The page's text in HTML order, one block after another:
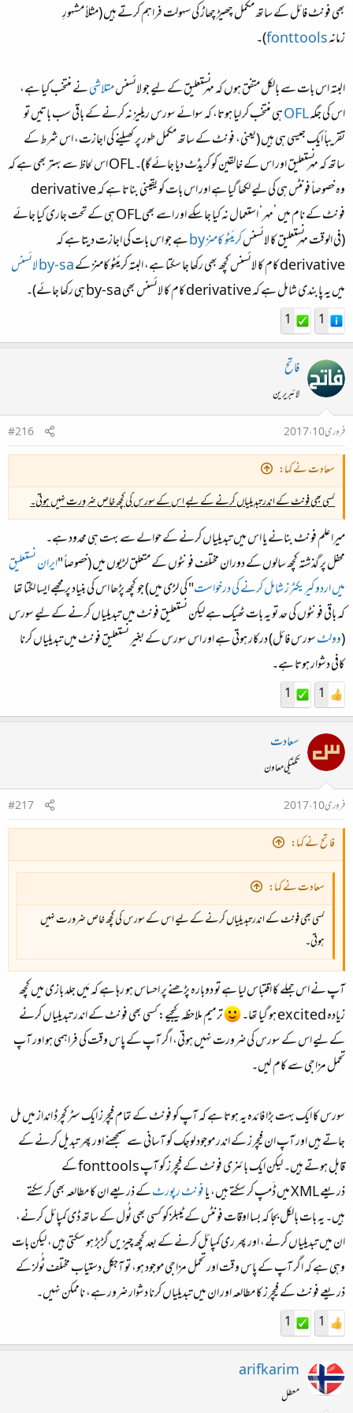
بھی فونٹ فائل کے ساتھ مکمل چھیڑ چھاڑ کی سہولت فراہم کرتے ہیں (مثلاً مشہورِ
زمانہfonttools)۔
البتہ اس بات سے بالکل متفق ہوں کہ مہر نستعلیق کے لیے جو لائسنسمتلاشینے منتخب کیا ہے،
اس کی جگہOFLہی منتخب کر لیا ہوتا، کہ سوائے سورس ریلیز نہ کرنے کے باقی سب باتیں تو
تقریباً ایک جیسی ہی ہیں (یعنی، فونٹ کے ساتھ مکمل طور پر کھیلنے کی اجازت، اس شرط کے
ساتھ کہ مہر نستعلیق اور اس کے خالقین کو کریڈٹ دیا جائے گا)۔OFLاس لحاظ سے بہتر بھی ہے کہ
وہ خصوصاً فونٹس ہی کی لیے لکھا گیا ہے اور اس بات کو یقینی بناتا ہے کہderivative
فونٹ کے نام میں ’مہر‘ استعمال نہ کیا جا سکے اور اسے بھیOFLہی کے تحت جاری کیا جائے
(فی الوقت مہر نستعلیق کا لائسنسکریئٹِو کامنزbyہے جو اس بات کی اجازت دیتا ہے کہ
derivativeکام کا لائسنس کچھ بھی رکھا جا سکتا ہے، البتہ کریئٹِو کامنز کےby-saلائسنس
میں یہ پابندی شامل ہے کہderivativeکام کا لائسنس بھیby-saہی رکھا جائے)۔
1
1
فاتح
لائبریرین
فروری 10، 2017
#216
سعادت نے کہا:
کسی بھی فونٹ کے اندر تبدیلیاں کرنے کے لیے اس کے سورس کی کچھ خاص ضرورت نہیں ہوتی۔
میرا علم فونٹ بنانے یا اس میں تبدیلیاں کرنے کے حوالے سے بہت ہی محدود ہے۔
محفل پر گذشتہ کچھ سالوں کے دوران مختلف فونٹوں کے متعلق لڑیوں میں (خصوصاً "ایران نستعلیق
میں اردو کیریکٹرز شامل کرنے کی درخواست" کی لڑی میں) جو کچھ پڑھا اس کی بنیاد پر مجھے ایسا لگتا تھا
کہ باقی فونٹوں کی حد تو یہ بات ٹھیک ہے لیکن نستعلیق فونٹ میں تبدیلیاں کرنے کے لیے سورس
(وولٹسورس فائل) درکار ہوتی ہے اور اس سورس کے بغیر نستعلیق فونٹ میں تبدیلیاں کرنا
کافی دشوار ہوتا ہے۔
1
1
سعادت
تکنیکی معاون
فروری 10، 2017
#217
فاتح نے کہا:
سعادت نے کہا:
کسی بھی فونٹ کے اندر تبدیلیاں کرنے کے لیے اس کے سورس کی کچھ خاص ضرورت نہیں
ہوتی۔
آپ نے اس جملے کا اقتباس لیا ہے تو دوبارہ پڑھنے پر احساس ہو رہا ہے کہ مَیں جلد بازی میں کچھ
زیادہexcitedہو گیا تھا۔
ترمیم ملاحظہ کیجیے: کسی بھی فونٹ کے اندر تبدیلیاں کرنے
کے لیے اس کے سورس کی ضرورت نہیں ہوتی، اگر آپ کے پاس وقت کی فراہمی ہو اور آپ
تحمل مزاجی سے کام لیں۔
سورس کا ایک بہت بڑا فائدہ یہ ہوتا ہے کہ آپ کو فونٹ کے تمام فیچرز ایک سٹرکچرڈ انداز میں مل
جاتے ہیں اور آپ ان فیچرز کے اندر موجود لوجک کو آسانی سے سمجھنے اور پھر تبدیل کرنے کے
قابل ہوتے ہیں۔ لیکن ایک بائنری فونٹ کے فیچرز کو آپfonttoolsکے
ذریعےXMLمیں ڈَمپ کر سکتے ہیں، یافونٹ رپورٹکے ذریعے ان کا مطالعہ بھی کر سکتے
ہیں۔ یہ بات بالکل بجا کہ بسا اوقات فونٹس کے ٹیبلز کو کسی بھی ٹُول کے ساتھ ڈی‌کمپائل کرنے،
ان میں تبدیلیاں کرنے، اور پھر ری‌کمپائل کرنے کے بعد کچھ چیزیں گڑبڑ ہو سکتی ہیں، لیکن بات
وہی ہے کہ اگر آپ کے پاس وقت اور تحمل مزاجی موجود ہو، تو آجکل دستیاب مختلف ٹُولز کے
ذریعے فونٹ کے فیچرز کا مطالعہ اور ان میں تبدیلیاں کرنا دشوار ضرور ہے، ناممکن نہیں۔
1
1
arifkarim
معطل